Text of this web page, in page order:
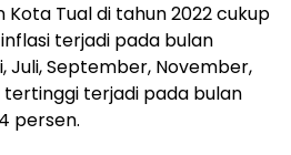
Kota Tual di tahun 2022 cukup
terjadi pada bulan
Juli, September, November,
tertinggi terjadi pada bulan
persen.